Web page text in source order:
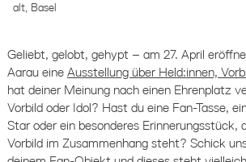
alt, Basel
Geliebt, gelobt, gehypt – am 27. April
Aarau eine Ausstellung über Held:innen,
hat deiner Meinung nach einen Ehrenplatz
Vorbild oder Idol? Hast du eine Fan-Tasse,
Star oder ein besonderes Erinnerungsstück,
Vorbild im Zusammenhang steht? Schick